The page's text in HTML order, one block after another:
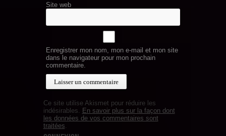
Site web
Enregistrer mon nom, mon e-mail et mon site
dans le navigateur pour mon prochain
commentaire.
Ce site utilise Akismet pour réduire les
indésirables.
En savoir plus sur la façon dont
les données de vos commentaires sont
traitées